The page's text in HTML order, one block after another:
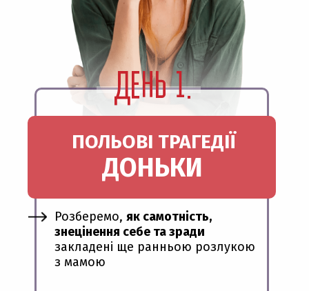
ПОЛЬОВІ ТРАГЕДІЇ
Розберемо, як самотність,
знецінення себе та зради
закладені ще ранньою розлукою
з мамою
ДОНЬКИ